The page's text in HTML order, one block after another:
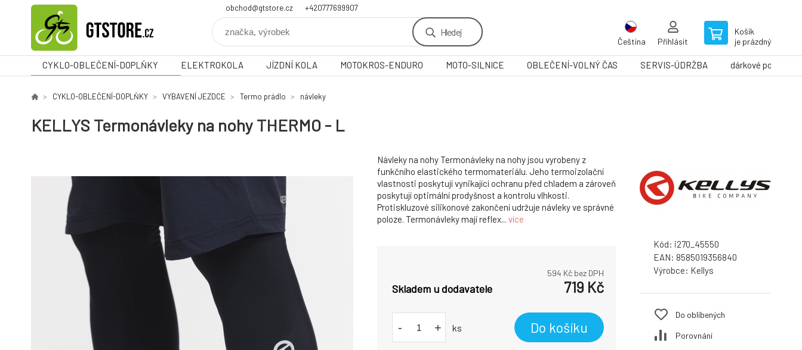
obchod@gtstore.cz +420777699907
Hledej
Čeština Přihlásit
Košík
je prázdný
CYKLO-OBLEČENÍ-DOPLŇKY ELEKTROKOLA JÍZDNÍ KOLA MOTOKROS-ENDURO MOTO-SILNICE OBLEČENÍ-VOLNÝ ČAS SERVIS-ÚDRŽBA dárkové poukazy
CYKLO-OBLEČENÍ-DOPLŇKY VYBAVENÍ JEZDCE Termo prádlo návleky
KELLYS Termonávleky na nohy THERMO - L
Návleky na nohy Termonávleky na nohy jsou vyrobeny z
funkčního elastického termomateriálu. Jeho termoizolační
vlastnosti poskytují vynikající ochranu před chladem a zároveň
poskytují optimální prodyšnost a kontrolu vlhkosti.
Protiskluzové silikonové zakončení udržuje návleky ve správné
poloze. Termonávleky mají reflex... více
594 Kč bez DPH
Skladem u dodavatele 719 Kč
- + ks Do košíku
Kód: i270_45550
EAN: 8585019356840
Výrobce: Kellys
Do oblíbených
Porovnání